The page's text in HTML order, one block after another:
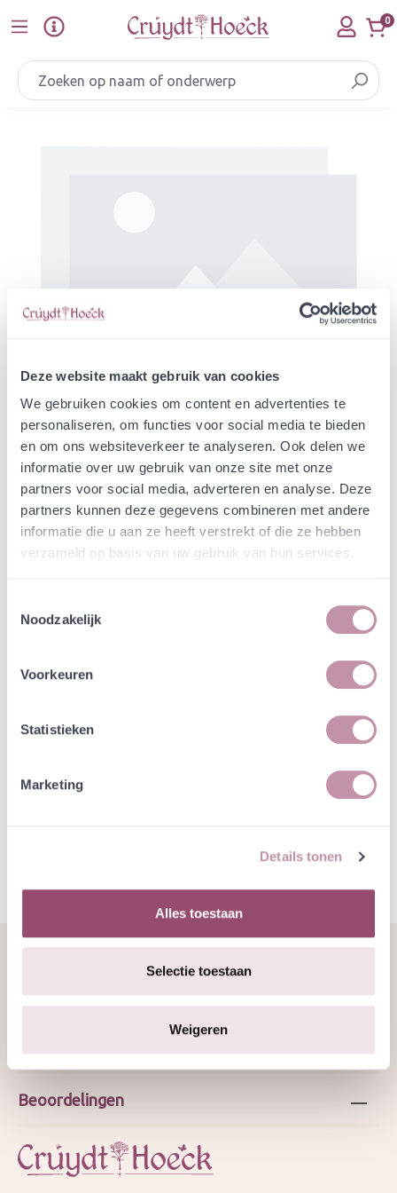
Deze website maakt gebruik van cookies
We gebruiken cookies om content en advertenties te
personaliseren, om functies voor social media te bieden
en om ons websiteverkeer te analyseren. Ook delen we
informatie over uw gebruik van onze site met onze
partners voor social media, adverteren en analyse. Deze
partners kunnen deze gegevens combineren met andere
informatie die u aan ze heeft verstrekt of die ze hebben
verzameld op basis van uw gebruik van hun services.
Noodzakelijk
Voorkeuren
Statistieken
Marketing
Details tonen
Alles toestaan
Selectie toestaan
Weigeren
Ga naar de hoofdinhoud 0
Webshop Speciaalmengsels (hidden)
Speciaalmengsel Green
Architects 2
In een zakje zitten genoeg zaden om
tientallen planten op te kweken.
incl. btw
Specificatie
Over ons
Beoordelingen